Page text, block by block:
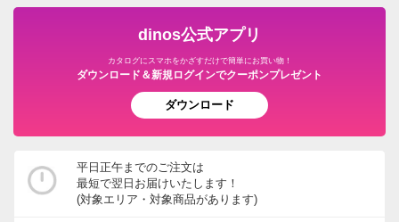
dinos公式アプリ
カタログにスマホをかざすだけで簡単にお買い物！
ダウンロード＆新規ログインでクーポンプレゼント
ダウンロード
平日正午までのご注文は
最短で翌日お届けいたします！
(対象エリア・対象商品があります)